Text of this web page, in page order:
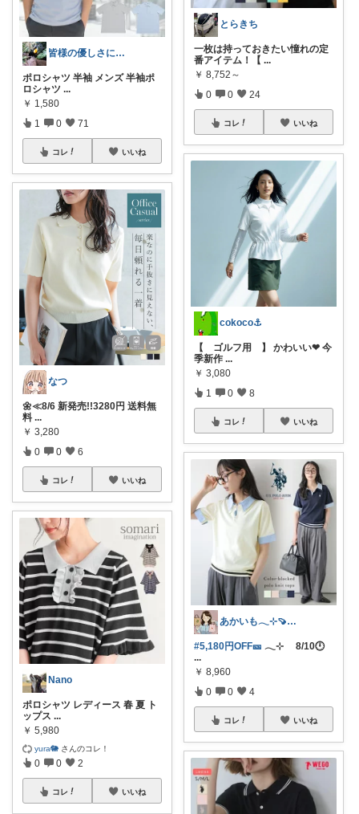
皆様の優しさに感謝です✨happyミルク
ポロシャツ 半袖 メンズ 半袖ポ
ロシャツ ...
￥ 1,580
1 0 71
コレ いいね
なつ
🌼≪8/6 新発売!!3280円 送料無
料 ...
￥ 3,280
0 0 6
コレ いいね
Nano
ポロシャツ レディース 春 夏 ト
ップス ...
￥ 5,980
yura🐘 さんのコレ！
0 0 2
コレ いいね
とらきち
一枚は持っておきたい憧れの定
番アイテム！【 ...
￥ 8,752～
0 0 24
コレ いいね
cokoco⚓︎
【 ゴルフ用 】 かわいい❤︎ 今
季新作 ...
￥ 3,080
1 0 8
コレ いいね
あかいも𓂃⊹🍠8月もよろしくです✨
#5,180円OFF🎫 𓂃⊹ 8/10🕛
...
￥ 8,960
0 0 4
コレ いいね